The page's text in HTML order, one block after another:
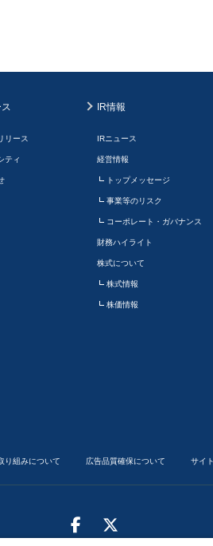
リース
ティ
IR情報
IRニュース
経営情報
トップメッセージ
事業等のリスク
コーポレート・ガバナンス
財務ハイライト
株式について
株式情報
株価情報
り組みについて 広告品質確保について サイ